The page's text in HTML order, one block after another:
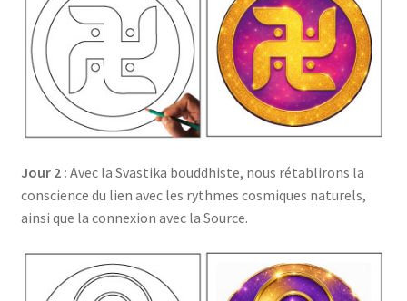
Jour 2 : Avec la Svastika bouddhiste, nous rétablirons la
conscience du lien avec les rythmes cosmiques naturels,
ainsi que la connexion avec la Source.